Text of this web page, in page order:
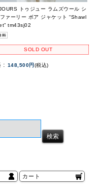
トゥジュー ラムズウール シ
ァーリー ボア ジャケット “Shawl
tm43sj02
SOLD OUT
: 148,500円 (税込)
カート